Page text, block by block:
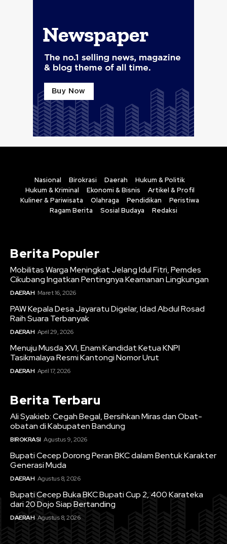
Nasional Birokrasi Daerah
Hukum & Politik
Hukum & Kriminal
Ekonomi & Bisnis
Artikel & Profil
Kuliner & Pariwisata
Olahraga Pendidikan
Peristiwa
Ragam Berita
Sosial Budaya Redaksi
Berita Populer
Mobilitas Warga Meningkat Jelang Idul Fitri, Pemdes
Cikubang Ingatkan Pentingnya Keamanan Lingkungan
DAERAH Maret 16, 2026
PAW Kepala Desa Jayaratu Digelar, Idad Abdul Rosad
Raih Suara Terbanyak
DAERAH April 29, 2026
Menuju Musda XVI, Enam Kandidat Ketua KNPI
Tasikmalaya Resmi Kantongi Nomor Urut
DAERAH April 17, 2026
Berita Terbaru
Ali Syakieb: Cegah Begal, Bersihkan Miras dan Obat-
obatan di Kabupaten Bandung
BIROKRASI Agustus 9, 2026
Bupati Cecep Dorong Peran BKC dalam Bentuk Karakter
Generasi Muda
DAERAH Agustus 8, 2026
Bupati Cecep Buka BKC Bupati Cup 2, 400 Karateka
dari 20 Dojo Siap Bertanding
DAERAH Agustus 8, 2026